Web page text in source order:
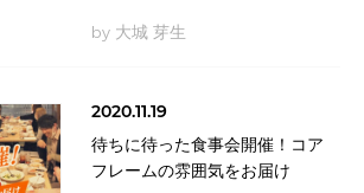
by 大城 芽生
2020.11.19
待ちに待った食事会開催！コア
フレームの雰囲気をお届け